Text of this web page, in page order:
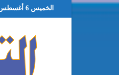
الخميس 6 أغسطس 2026